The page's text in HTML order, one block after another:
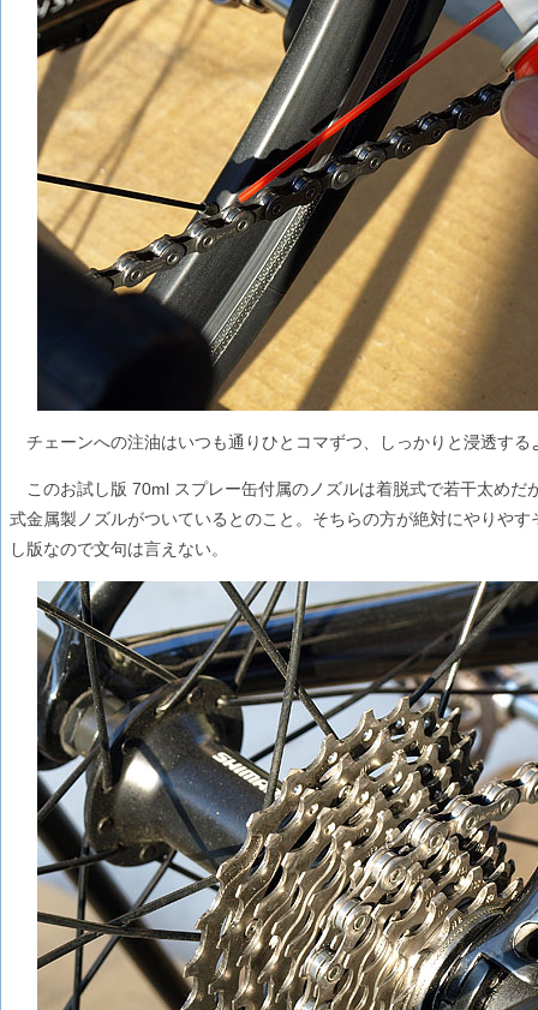
チェーンへの注油はいつも通りひとコマずつ、しっかりと浸透する
このお試し版 70ml スプレー缶付属のノズルは着脱式で若干太めだ
式金属製ノズルがついているとのこと。そちらの方が絶対にやりや
し版なので文句は言えない。